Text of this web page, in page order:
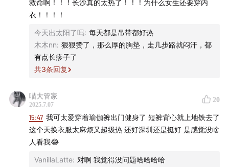
天，洛怀和k在群里等大家哦~（如果无法获得二维码，请
添加ckverymuch07，并注明听友群）
救命啊！！！长沙真的太热了！！！为什么女生还要穿内
衣！！！！
今天出太阳了吗: 每天都是吊带都好热
木木nn: 狠狠赞了，那么厚的胸垫，走几步路就闷汗，都
有点长疹子了
共3条回复
喵大管家
2025.7.07
20
15:47 我可太爱穿着瑜伽裤出门健身了 短裤背心就上地铁去了
这个天换衣服太麻烦又超级热 还好深圳还是挺好 是感觉没啥
人看我😂
VanillaLatte: 对啊 我觉得没问题哈哈哈哈